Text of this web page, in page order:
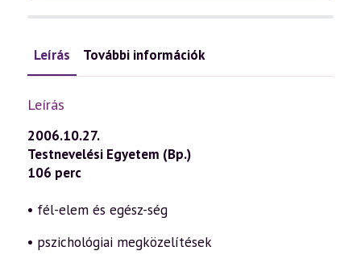
Leírás További információk
Leírás
2006.10.27.
Testnevelési Egyetem (Bp.)
106 perc
• fél-elem és egész-ség
• pszichológiai megközelítések